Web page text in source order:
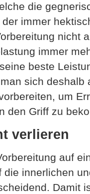
die
immer
nicht
immer
beste
sich deshalb
um
den Griff zu
verlieren
auf
die innerlichen
Damit